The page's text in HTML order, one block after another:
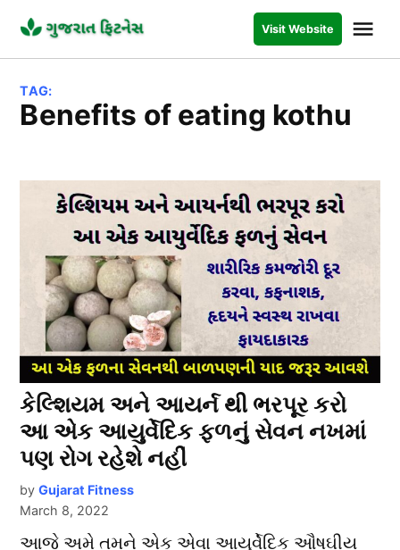
content
FITNESS
Visit Website
TAG:
benefits of eating kothu
કેલ્શિયમ અને આયર્ન થી ભરપૂર કરો
આ એક આયુર્વેદિક ફળનું સેવન નખમાં
પણ રોગ રહેશે નહીં
by Gujarat Fitness
March 8, 2022
આજે અમે તમને એક એવા આયુર્વેદિક ઔષઘીય